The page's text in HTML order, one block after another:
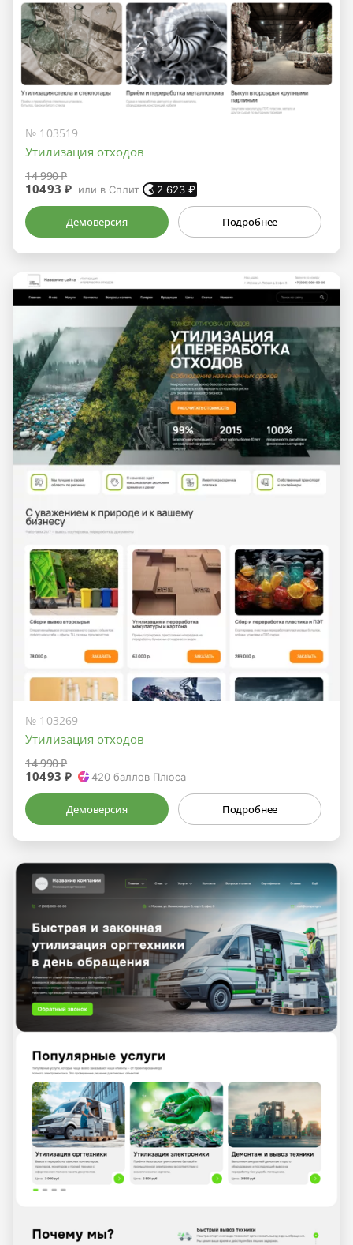
№ 103519
Утилизация отходов
14 990 ₽
10493 ₽ или в Сплит 2 623 ₽
Демоверсия Подробнее
№ 103269
Утилизация отходов
14 990 ₽
10493 ₽ 420 баллов Плюса
Демоверсия Подробнее